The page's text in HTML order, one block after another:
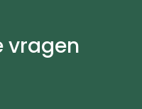
vragen